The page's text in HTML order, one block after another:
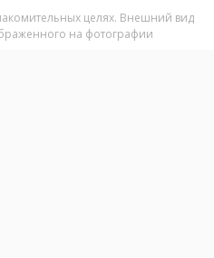
целях. Внешний вид
на фотографии